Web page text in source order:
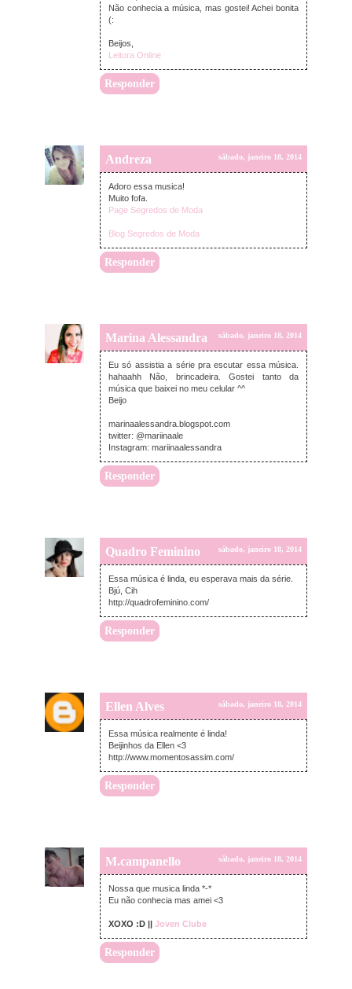
Não conhecia a música, mas gostei! Achei bonita
(:
Beijos,
Leitora Online
Responder
Andreza sábado, janeiro 18, 2014
Adoro essa musica!
Muito fofa.
Page Segredos de Moda
Blog Segredos de Moda
Responder
Marina Alessandra sábado, janeiro 18, 2014
Eu só assistia a série pra escutar essa música.
hahaahh Não, brincadeira. Gostei tanto da
música que baixei no meu celular ^^
Beijo
marinaalessandra.blogspot.com
twitter: @mariinaale
Instagram: mariinaalessandra
Responder
Quadro Feminino sábado, janeiro 18, 2014
Essa música é linda, eu esperava mais da série.
Bjú, Cih
http://quadrofeminino.com/
Responder
Ellen Alves sábado, janeiro 18, 2014
Essa música realmente é linda!
Beijinhos da Ellen <3
http://www.momentosassim.com/
Responder
M.campanello sábado, janeiro 18, 2014
Nossa que musica linda *-*
Eu não conhecia mas amei <3
XOXO :D || Joven Clube
Responder